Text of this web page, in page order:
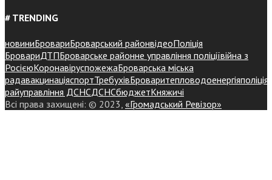
# TRENDING
новиниБровариБроварський районвідеоПоліція
БровариДТПБроварське районне управління поліціївійна з
РосієюКоронавіруспожежаБроварська міська
радавакцинаціяспортТребухівБроваритепловодоенергіяполіція
райуправління ДСНСДСНСбюджетКняжичі
Всі права захищені: © 2023, «Громадський Ревізор»